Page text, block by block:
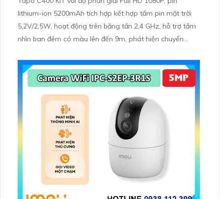
lithium-ion 5200mAh tích hợp kết hợp tấm pin mặt trời
5,2V/2,5W, hoạt động trên băng tần 2,4 GHz, hỗ trợ tầm
nhìn ban đêm có màu lên đến 9m, phát hiện chuyển
thẻ microSD lên đến 512GB